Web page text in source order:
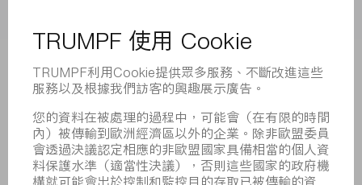
業務報告
合規
舉報系統
新聞稿
雜誌
可持續性
環境和氣候